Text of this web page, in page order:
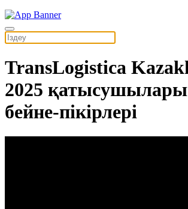
TransLogistica
2025
бейне-пікірлері